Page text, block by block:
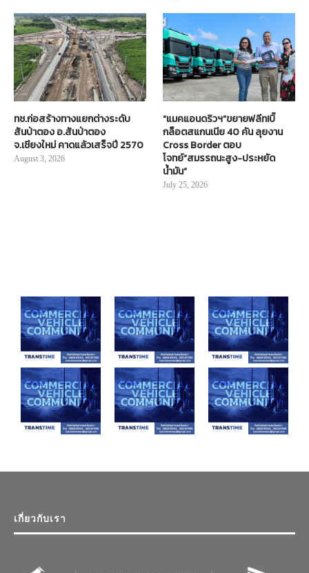
ทช.ก่อสร้างทางแยกต่างระดับ
สันป่าตอง อ.สันป่าตอง
จ.เชียงใหม่ คาดแล้วเสร็จปี 2570
August 3, 2026
“แมคแอนดริวฯ”ขยายฟลีท!บิ๊
กล็อตสแกนเนีย 40 คัน ลุยงาน
Cross Border ตอบ
โจทย์“สมรรถนะสูง-ประหยัด
น้ำมัน”
July 25, 2026
เกี่ยวกับเรา